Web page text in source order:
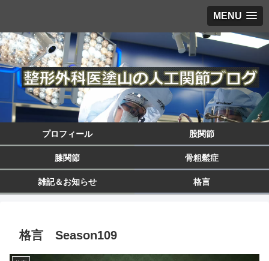
MENU
プロフィール 股関節
膝関節 骨粗鬆症
雑記＆お知らせ 格言
格言 Season109